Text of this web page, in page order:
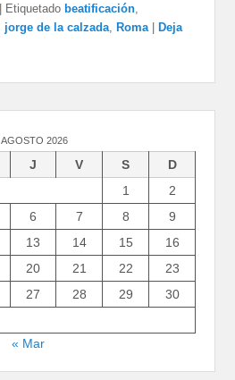
Etiquetado beatificación
jorge de la calzada Roma
Deja
AGOSTO 2026
J V S
D
1
2
6 7 8
9
13 14 15
16
20 21 22
23
27 28 29
30
« Mar